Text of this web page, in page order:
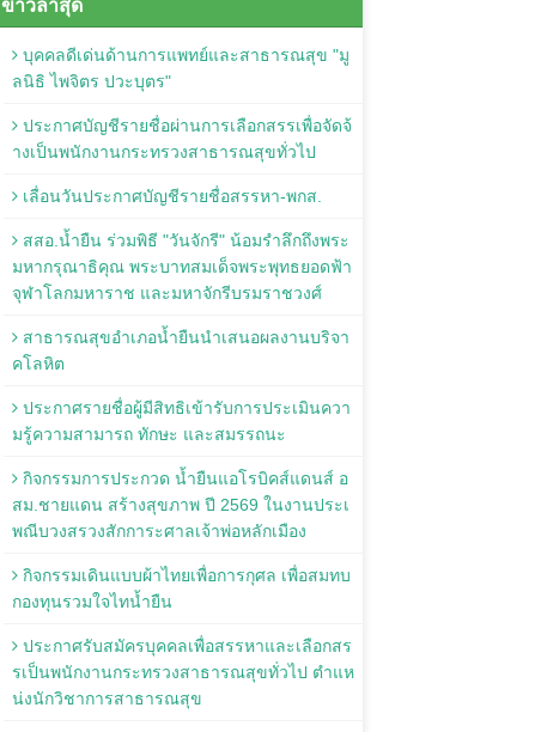
ข่าวล่าสุด
บุคคลดีเด่นด้านการแพทย์และสาธารณสุข "มู
ลนิธิ ไพจิตร ปวะบุตร"
ประกาศบัญชีรายชื่อผ่านการเลือกสรรเพื่อจัดจ้
างเป็นพนักงานกระทรวงสาธารณสุขทั่วไป
เลื่อนวันประกาศบัญชีรายชื่อสรรหา-พกส.
สสอ.น้ำยืน ร่วมพิธี "วันจักรี" น้อมรำลึกถึงพระ
มหากรุณาธิคุณ พระบาทสมเด็จพระพุทธยอดฟ้า
จุฬาโลกมหาราช และมหาจักรีบรมราชวงศ์
สาธารณสุขอำเภอน้ำยืนนำเสนอผลงานบริจา
คโลหิต
ประกาศรายชื่อผู้มีสิทธิเข้ารับการประเมินควา
มรู้ความสามารถ ทักษะ และสมรรถนะ
กิจกรรมการประกวด น้ำยืนแอโรบิคส์แดนส์ อ
สม.ชายแดน สร้างสุขภาพ ปี 2569 ในงานประเ
พณีบวงสรวงสักการะศาลเจ้าพ่อหลักเมือง
กิจกรรมเดินแบบผ้าไทยเพื่อการกุศล เพื่อสมทบ
กองทุนรวมใจไทน้ำยืน
ประกาศรับสมัครบุคคลเพื่อสรรหาและเลือกสร
รเป็นพนักงานกระทรวงสาธารณสุขทั่วไป ตำแห
น่งนักวิชาการสาธารณสุข